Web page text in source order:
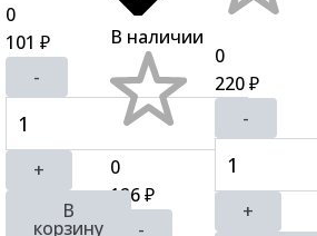
0
101 ₽
-
+
В
корзину
В наличии
0
126₽
-
0
220₽
-
+